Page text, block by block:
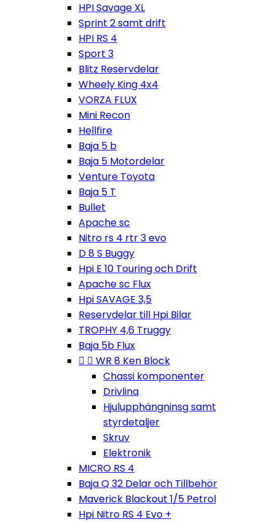
HPI Savage XL
Sprint 2 samt drift
HPI RS 4
Sport 3
Blitz Reservdelar
Wheely King 4x4
VORZA FLUX
Mini Recon
Hellfire
Baja 5 b
Baja 5 Motordelar
Venture Toyota
Baja 5 T
Bullet
Apache sc
Nitro rs 4 rtr 3 evo
D 8 S Buggy
Hpi E 10 Touring och Drift
Apache sc Flux
Hpi SAVAGE 3,5
Reservdelar till Hpi Bilar
TROPHY 4,6 Truggy
Baja 5b Flux
  WR 8 Ken Block
Chassi komponenter
Drivlina
Hjulupphängninsg samt
styrdetaljer
Skruv
Elektronik
MICRO RS 4
Baja Q 32 Delar och Tillbehör
Maverick Blackout 1/5 Petrol
Hpi Nitro RS 4 Evo +